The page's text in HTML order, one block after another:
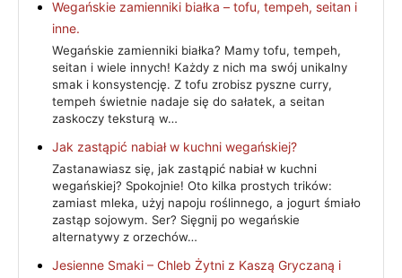
Wegańskie zamienniki białka – tofu, tempeh, seitan i
inne.
Wegańskie zamienniki białka? Mamy tofu, tempeh,
seitan i wiele innych! Każdy z nich ma swój unikalny
smak i konsystencję. Z tofu zrobisz pyszne curry,
tempeh świetnie nadaje się do sałatek, a seitan
zaskoczy teksturą w…
Jak zastąpić nabiał w kuchni wegańskiej?
Zastanawiasz się, jak zastąpić nabiał w kuchni
wegańskiej? Spokojnie! Oto kilka prostych trików:
zamiast mleka, użyj napoju roślinnego, a jogurt śmiało
zastąp sojowym. Ser? Sięgnij po wegańskie
alternatywy z orzechów…
Jesienne Smaki – Chleb Żytni z Kaszą Gryczaną i